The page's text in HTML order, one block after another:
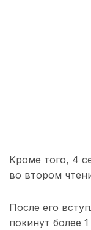
Кроме того, 4
во втором
После его
покинут более